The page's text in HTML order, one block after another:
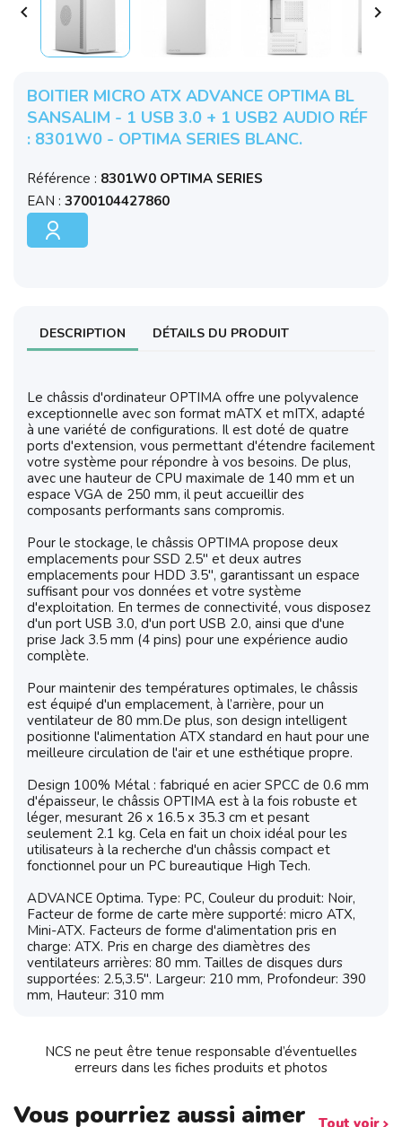
 
BOITIER MICRO ATX ADVANCE OPTIMA BL
SANSALIM - 1 USB 3.0 + 1 USB2 AUDIO RÉF
: 8301W0 - OPTIMA SERIES BLANC.
Référence : 8301W0 OPTIMA SERIES
EAN : 3700104427860
DESCRIPTION DÉTAILS DU PRODUIT
Le châssis d'ordinateur OPTIMA offre une polyvalence
exceptionnelle avec son format mATX et mITX, adapté
à une variété de configurations. Il est doté de quatre
ports d'extension, vous permettant d'étendre facilement
votre système pour répondre à vos besoins. De plus,
avec une hauteur de CPU maximale de 140 mm et un
espace VGA de 250 mm, il peut accueillir des
composants performants sans compromis.
Pour le stockage, le châssis OPTIMA propose deux
emplacements pour SSD 2.5" et deux autres
emplacements pour HDD 3.5", garantissant un espace
suffisant pour vos données et votre système
d'exploitation. En termes de connectivité, vous disposez
d'un port USB 3.0, d'un port USB 2.0, ainsi que d'une
prise Jack 3.5 mm (4 pins) pour une expérience audio
complète.
Pour maintenir des températures optimales, le châssis
est équipé d'un emplacement, à l’arrière, pour un
ventilateur de 80 mm.De plus, son design intelligent
positionne l'alimentation ATX standard en haut pour une
meilleure circulation de l'air et une esthétique propre.
Design 100% Métal : fabriqué en acier SPCC de 0.6 mm
d'épaisseur, le châssis OPTIMA est à la fois robuste et
léger, mesurant 26 x 16.5 x 35.3 cm et pesant
seulement 2.1 kg. Cela en fait un choix idéal pour les
utilisateurs à la recherche d'un châssis compact et
fonctionnel pour un PC bureautique High Tech.
ADVANCE Optima. Type: PC, Couleur du produit: Noir,
Facteur de forme de carte mère supporté: micro ATX,
Mini-ATX. Facteurs de forme d'alimentation pris en
charge: ATX. Pris en charge des diamètres des
ventilateurs arrières: 80 mm. Tailles de disques durs
supportées: 2.5,3.5". Largeur: 210 mm, Profondeur: 390
mm, Hauteur: 310 mm
NCS ne peut être tenue responsable d’éventuelles
erreurs dans les fiches produits et photos
Vous pourriez aussi aimer